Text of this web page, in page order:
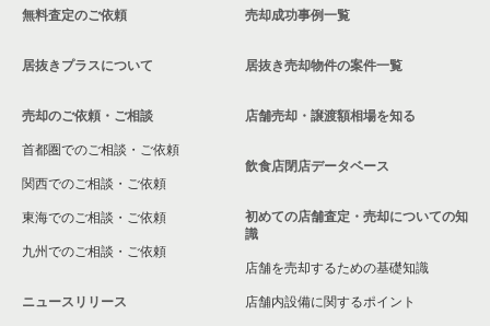
中野区の飲食店の居抜き売却物件の案件一覧
無料査定のご依頼
居抜きプラスについて
売却のご依頼・ご相談
首都圏でのご相談・ご依頼
関西でのご相談・ご依頼
東海でのご相談・ご依頼
九州でのご相談・ご依頼
ニュースリリース
売却成功事例一覧
居抜き売却物件の案件一覧
店舗売却・譲渡額相場を知る
飲食店閉店データベース
初めての店舗査定・売却についての知
識
店舗を売却するための基礎知識
店舗内設備に関するポイント